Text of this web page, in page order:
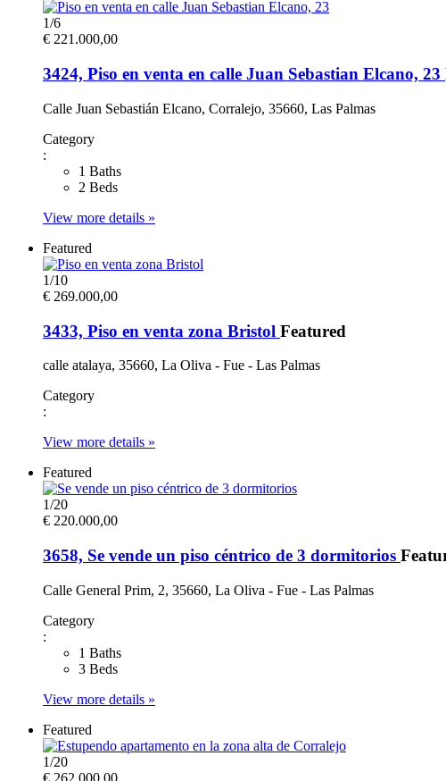
1/6
€ 221.000,00
3424, Piso en venta en calle Juan Sebastian Elcano, 23
Calle Juan Sebastián Elcano, Corralejo, 35660, Las Palmas
Category
:
1 Baths
2 Beds
View more details »
Featured
1/10
€ 269.000,00
3433, Piso en venta zona Bristol Featured
calle atalaya, 35660, La Oliva - Fue - Las Palmas
Category
:
View more details »
Featured
1/20
€ 220.000,00
3658, Se vende un piso céntrico de 3 dormitorios
Calle General Prim, 2, 35660, La Oliva - Fue - Las Palmas
Category
:
1 Baths
3 Beds
View more details »
Featured
1/20
€ 262.000,00